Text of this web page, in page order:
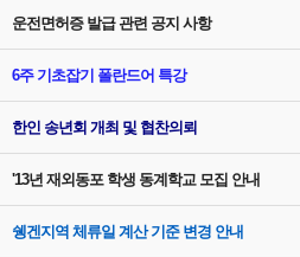
운전면허증 발급 관련 공지 사항
6주 기초잡기 폴란드어 특강
한인 송년회 개최 및 협찬의뢰
'13년 재외동포 학생 동계학교 모집 안내
쉥겐지역 체류일 계산 기준 변경 안내